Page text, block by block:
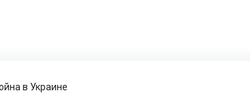
в Украине